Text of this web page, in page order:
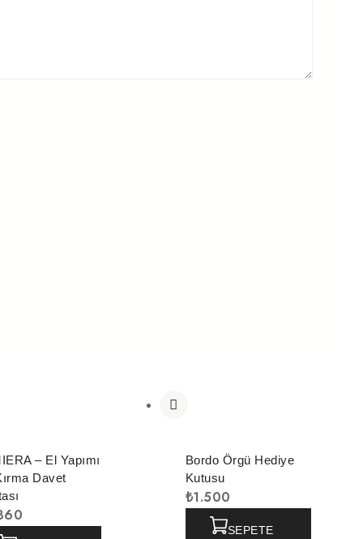
– El Yapımı
Davet
Bordo Örgü Hediye
Kutusu
₺1.500
SEPETE